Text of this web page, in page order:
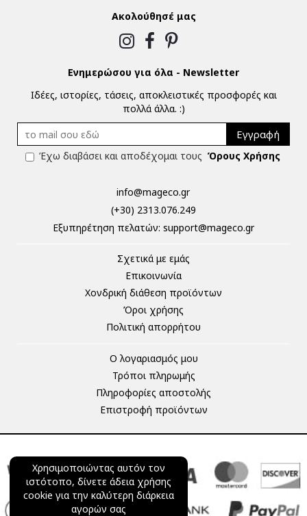
Χρησιμοποιώντας αυτόν τον
ιστότοπο, δίνετε άδεια χρήσης
cookie για την καλύτερη διάρκεια
αγορών σας
Ακολούθησέ μας
Ενημερώσου για όλα - Newsletter
Ιδέες, ιστορίες, τάσεις, αποκλειστικές προσφορές και
πολλά άλλα. :)
Εγγραφή
Έχω διαβάσει και αποδέχομαι τους Όρους Χρήσης
info@mageco.gr
(+30) 2313.076.249
Eξυπηρέτηση πελατών: support@mageco.gr
Σχετικά με εμάς
Επικοινωνία
Χονδρική διάθεση προϊόντων
Όροι χρήσης
Πολιτική απορρήτου
Ο λογαριασμός μου
Τρόποι πληρωμής
Πληροφορίες αποστολής
Επιστροφή προϊόντων